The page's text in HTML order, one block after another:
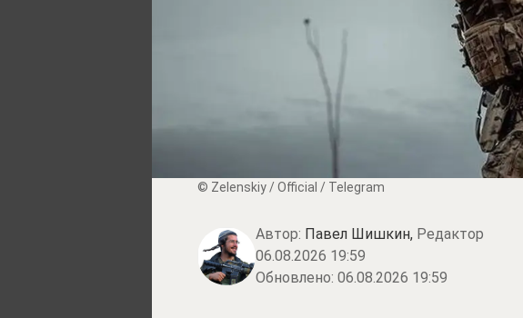
© Zеlеnskiу / Оfficiаl / Telegram
Автор: Павел Шишкин, Редактор
06.08.2026 19:59
Обновлено: 06.08.2026 19:59